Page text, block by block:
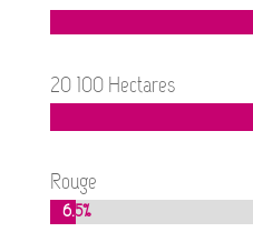
20 100 Hectares
Rouge
6.5%
6.5%